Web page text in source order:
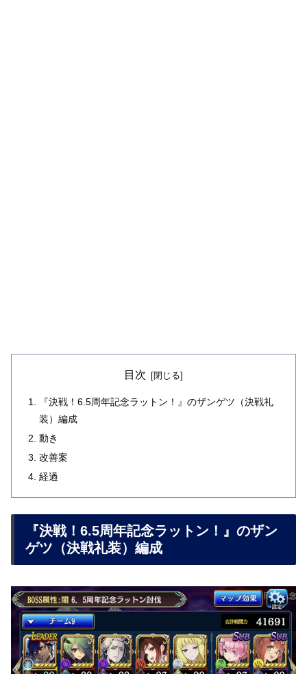
目次
『決戦！6.5周年記念ラットン！』のザンゲツ（決戦礼
装）編成
動き
改善案
経過
『決戦！6.5周年記念ラットン！』のザン
ゲツ（決戦礼装）編成